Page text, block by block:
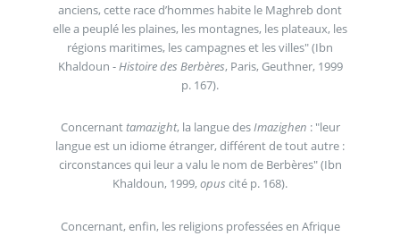
anciens, cette race d’hommes habite le Maghreb dont
elle a peuplé les plaines, les montagnes, les plateaux, les
régions maritimes, les campagnes et les villes" (Ibn
Khaldoun -Histoire des Berbères, Paris, Geuthner, 1999
p. 167).
Concernanttamazight, la langue desImazighen : "leur
langue est un idiome étranger, différent de tout autre :
circonstances qui leur a valu le nom de Berbères" (Ibn
Khaldoun, 1999, opus cité p. 168).
Concernant, enfin, les religions professées en Afrique